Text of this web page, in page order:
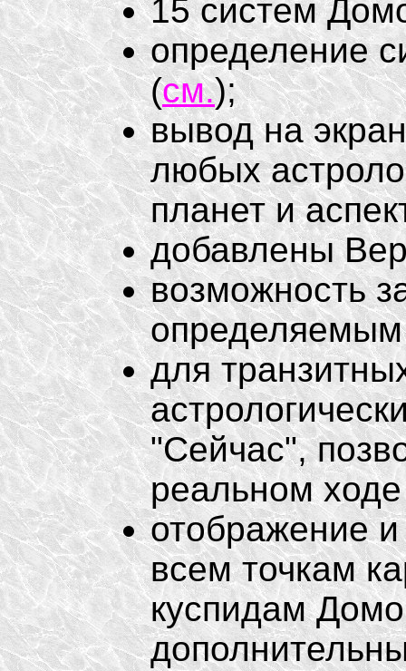
15 систем
определение
(см.);
вывод на
любых
планет и
добавлены
возможность
определяемым
для
"Сейчас",
реальном
отображение
всем точкам
куспидам